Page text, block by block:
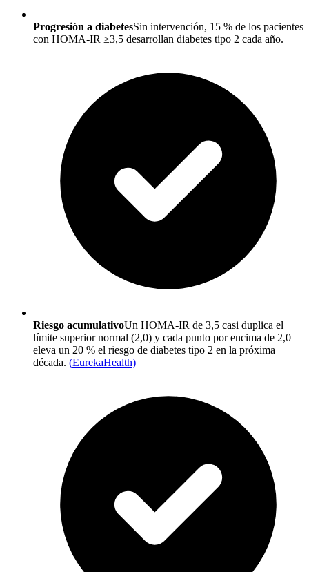
Progresión a diabetesSin intervención, 15 % de los pacientes
con HOMA-IR ≥3,5 desarrollan diabetes tipo 2 cada año.
Riesgo acumulativoUn HOMA-IR de 3,5 casi duplica el
límite superior normal (2,0) y cada punto por encima de 2,0
eleva un 20 % el riesgo de diabetes tipo 2 en la próxima
década. (EurekaHealth)